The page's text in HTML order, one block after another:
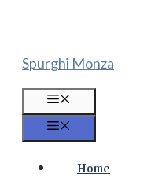
contenuto
Spurghi Monza
Home